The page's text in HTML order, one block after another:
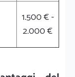
1.500 € -
2.000 €